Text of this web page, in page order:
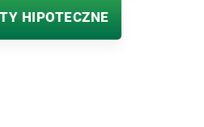
HIPOTECZNE